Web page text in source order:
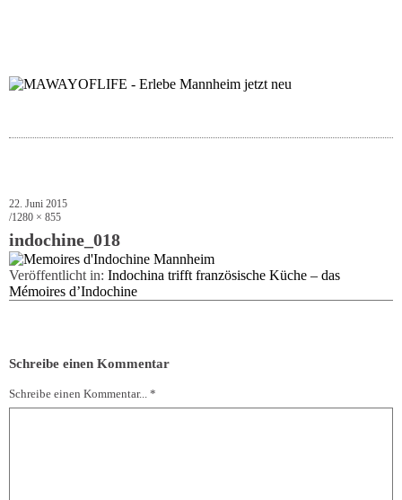
22. Juni 2015
1280 × 855
indochine_018
Veröffentlicht in: Indochina trifft französische Küche – das
Mémoires d’Indochine
Schreibe einen Kommentar
Schreibe einen Kommentar... *